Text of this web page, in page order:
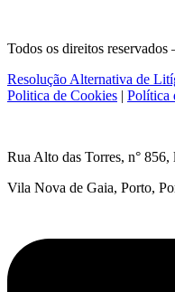
Todos os direitos
Resolução Alternativa de
Politica de Cookies | Política
Rua Alto das Torres, n°
Vila Nova de Gaia, Porto,